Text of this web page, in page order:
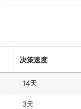
决策速度
14天
3天